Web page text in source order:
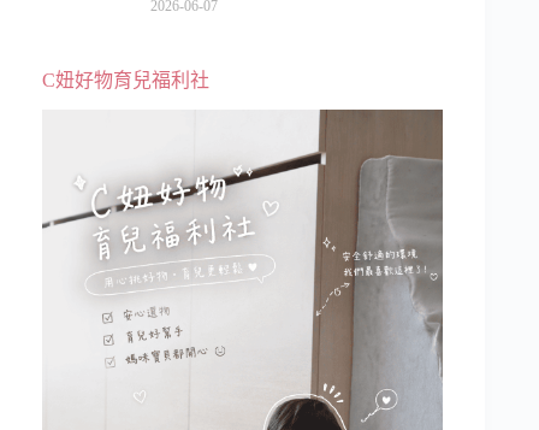
級、表演更新、船上慶生超難忘
2026-06-07
C妞好物育兒福利社